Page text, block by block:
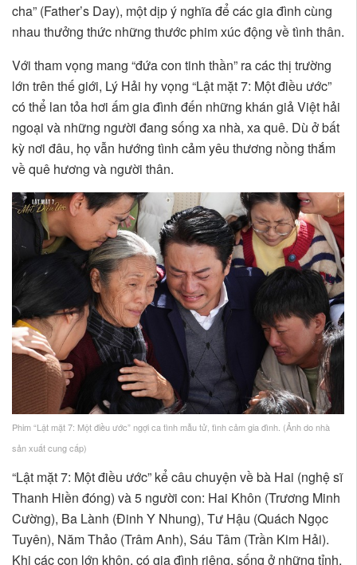
cha” (Father’s Day), một dịp ý nghĩa để các gia đình cùng
nhau thưởng thức những thước phim xúc động về tình thân.
Với tham vọng mang “đứa con tinh thần” ra các thị trường
lớn trên thế giới, Lý Hải hy vọng “Lật mặt 7: Một điều ước”
có thể lan tỏa hơi ấm gia đình đến những khán giả Việt hải
ngoại và những người đang sống xa nhà, xa quê. Dù ở bất
kỳ nơi đâu, họ vẫn hướng tình cảm yêu thương nồng thắm
về quê hương và người thân.
Phim “Lật mặt 7: Một điều ước” ngợi ca tình mẫu tử, tình cảm gia đình. (Ảnh do nhà
sản xuất cung cấp)
“Lật mặt 7: Một điều ước” kể câu chuyện về bà Hai (nghệ sĩ
Thanh Hiền đóng) và 5 người con: Hai Khôn (Trương Minh
Cường), Ba Lành (Đinh Y Nhung), Tư Hậu (Quách Ngọc
Tuyên), Năm Thảo (Trâm Anh), Sáu Tâm (Trần Kim Hải).
Khi các con lớn khôn, có gia đình riêng, sống ở những tỉnh,